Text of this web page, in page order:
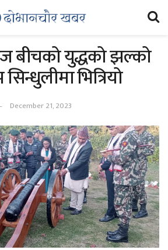
बीचको युद्धको झल्को
भित्रियो
December 21, 2023